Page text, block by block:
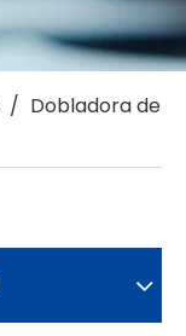
/ Dobladora de